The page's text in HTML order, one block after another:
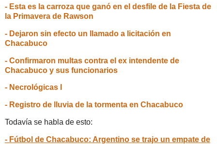
- Esta es la carroza que ganó en el desfile de la Fiesta de
la Primavera de Rawson
- Dejaron sin efecto un llamado a licitación en
Chacabuco
- Confirmaron multas contra el ex intendente de
Chacabuco y sus funcionarios
- Necrológicas I
- Registro de lluvia de la tormenta en Chacabuco
Todavía se habla de esto:
- Fútbol de Chacabuco: Argentino se trajo un empate de